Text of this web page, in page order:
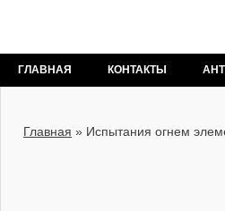
ГЛАВНАЯ КОНТАКТЫ
Главная » Испытания огнем